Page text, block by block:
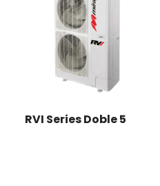
RVI Series Doble 5